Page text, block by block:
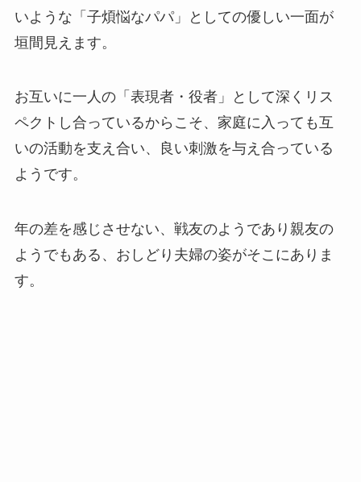
いような「子煩悩なパパ」としての優しい一面が
垣間見えます。
お互いに一人の「表現者・役者」として深くリス
ペクトし合っているからこそ、家庭に入っても互
いの活動を支え合い、良い刺激を与え合っている
ようです。
年の差を感じさせない、戦友のようであり親友の
ようでもある、おしどり夫婦の姿がそこにありま
す。